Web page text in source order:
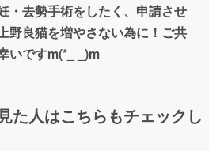
・去勢手術をしたく、申請させ
野良猫を増やさない為に！ご共
いですm(*_ _)m
た人はこちらもチェックし